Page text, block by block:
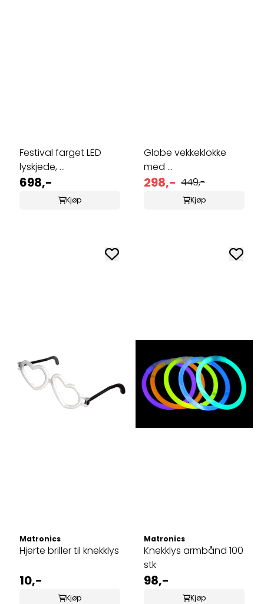
Festival farget LED
lyskjede, ...
698,-
Kjøp
Globe vekkeklokke
med ...
298,- 449,-
Kjøp
Matronics
Hjerte briller til knekklys
10,-
Kjøp
Matronics
Knekklys armbånd 100
stk
98,-
Kjøp